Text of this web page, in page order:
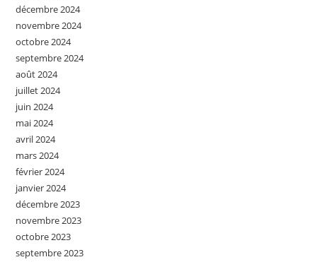
décembre 2024
novembre 2024
octobre 2024
septembre 2024
août 2024
juillet 2024
juin 2024
mai 2024
avril 2024
mars 2024
février 2024
janvier 2024
décembre 2023
novembre 2023
octobre 2023
septembre 2023